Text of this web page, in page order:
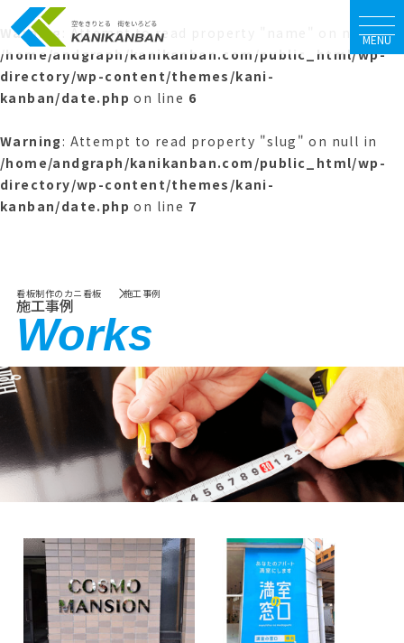
MENU
Warning
: Attempt to read property "name" on null in
/home/andgraph/kanikanban.com/public_html/wp-
directory/wp-content/themes/kani-
kanban/date.php on line 6
Warning : Attempt to read property "slug" on null in
/home/andgraph/kanikanban.com/public_html/wp-
directory/wp-content/themes/kani-
kanban/date.php on line 7
施工事例
Works
看板制作のカニ看板 施工事例